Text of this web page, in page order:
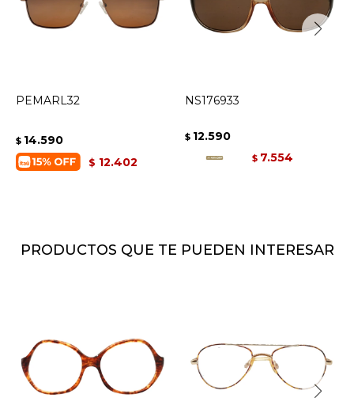
PEMARL32
$ 14.590
$ 12.402
NS176933
$ 12.590
$ 7.554
PRODUCTOS QUE TE PUEDEN INTERESAR